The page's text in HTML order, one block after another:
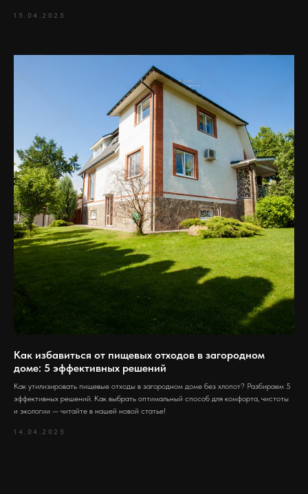
15.04.2025
Как избавиться от пищевых отходов в загородном
доме: 5 эффективных решений
Как утилизировать пищевые отходы в загородном доме без хлопот? Разбираем 5
эффективных решений. Как выбрать оптимальный способ для комфорта, чистоты
и экологии — читайте в нашей новой статье!
14.04.2025